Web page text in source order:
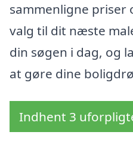
sammenligne priser
valg til dit næste
din søgen i dag, og
at gøre dine
Indhent 3